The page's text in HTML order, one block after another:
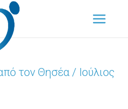
τον Θησέα / Ιούλιος